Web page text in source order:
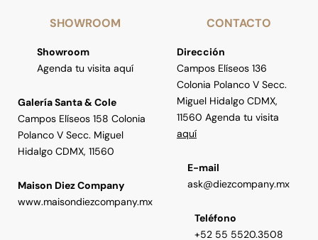
SHOWROOM
Showroom
Agenda tu visita aquí
Galería Santa & Cole
Campos Elíseos 158 Colonia
Polanco V Secc. Miguel
Hidalgo CDMX, 11560
Maison Diez Company
www.maisondiezcompany.mx
CONTACTO
Dirección
Campos Elíseos 136
Colonia Polanco V Secc.
Miguel Hidalgo CDMX,
11560 Agenda tu visita
aquí
E-mail
ask@diezcompany.mx
Teléfono
+52 55 5520.3508